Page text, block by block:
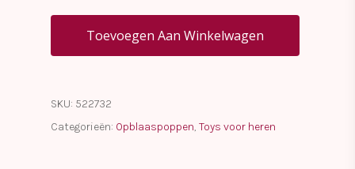
Toevoegen Aan Winkelwagen
SKU: 522732
Categorieën: Opblaaspoppen, Toys voor heren